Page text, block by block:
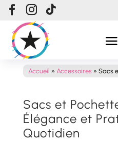
Accueil » Accessoires» Sacs
Sacs et
Élégance et
Quotidien